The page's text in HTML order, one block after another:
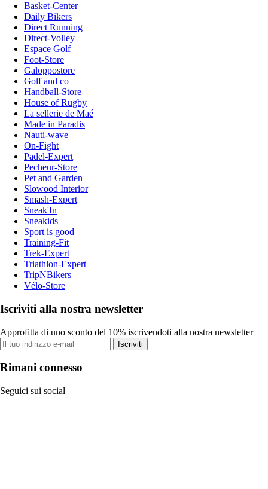
Basket-Center
Daily Bikers
Direct Running
Direct-Volley
Espace Golf
Foot-Store
Galoppostore
Golf and co
Handball-Store
House of Rugby
La sellerie de Maé
Made in Paradis
Nauti-wave
On-Fight
Padel-Expert
Pecheur-Store
Pet and Garden
Slowood Interior
Smash-Expert
Sneak'In
Sneakids
Sport is good
Training-Fit
Trek-Expert
Triathlon-Expert
TripNBikers
Vélo-Store
Iscriviti alla nostra newsletter
Approfitta di uno sconto del 10% iscrivendoti alla nostra newsletter
Iscriviti
Rimani connesso
Seguici sui social